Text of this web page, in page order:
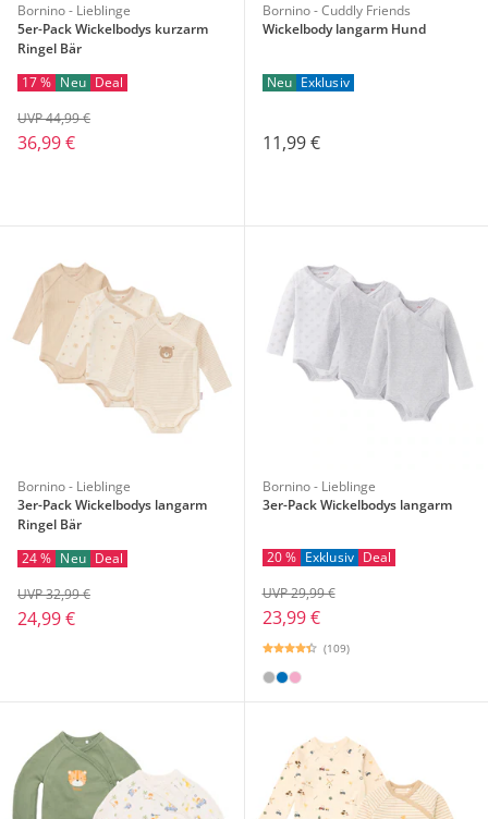
Bornino - Lieblinge
5er-Pack Wickelbodys kurzarm
Ringel Bär
17 % Neu Deal
36,99 €
UVP 44,99 €
Bornino - Cuddly Friends
Wickelbody langarm Hund
Neu Exklusiv
11,99 €
Bornino - Lieblinge
3er-Pack Wickelbodys langarm
Ringel Bär
24 % Neu Deal
24,99 €
UVP 32,99 €
Bornino - Lieblinge
3er-Pack Wickelbodys langarm
20 % Exklusiv Deal
23,99 €
UVP 29,99 €
(109)